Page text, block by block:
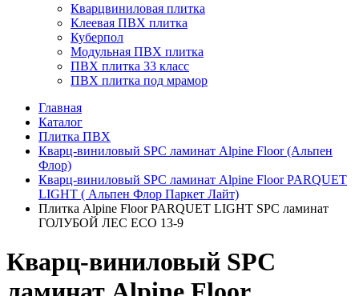
Кварцвиниловая плитка
Клеевая ПВХ плитка
Куберпол
Модульная ПВХ плитка
ПВХ плитка 33 класс
ПВХ плитка под мрамор
Главная
Каталог
Плитка ПВХ
Кварц-виниловый SPC ламинат Alpine Floor (Альпен
Флор)
Кварц-виниловый SPC ламинат Alpine Floor PARQUET
LIGHT ( Альпен Флор Паркет Лайт)
Плитка Alpine Floor PARQUET LIGHT SPC ламинат
ГОЛУБОЙ ЛЕС ЕСО 13-9
Кварц-виниловый SPC